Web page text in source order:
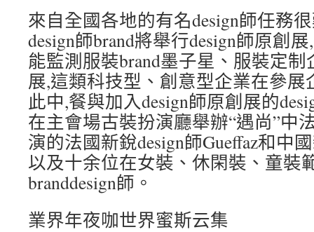
來自全國各地的有名design師任務
design師brand將舉行design師原創
能監測服裝brand墨子星、服裝定
展,這類科技型、創意型企業在參展
此中,餐與加入design師原創展的
在主會場古裝扮演廳舉辦“遇尚”中
演的法國新銳design師Gueffaz和中
以及十余位在女裝、休閑裝、童裝
branddesign師。
業界年夜咖世界蜜斯云集